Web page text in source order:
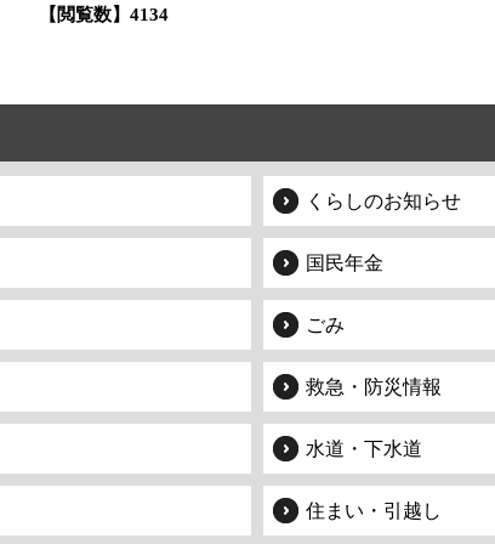
【閲覧数】 4134
くらしのお知らせ
国民年金
ごみ
救急・防災情報
水道・下水道
住まい・引越し